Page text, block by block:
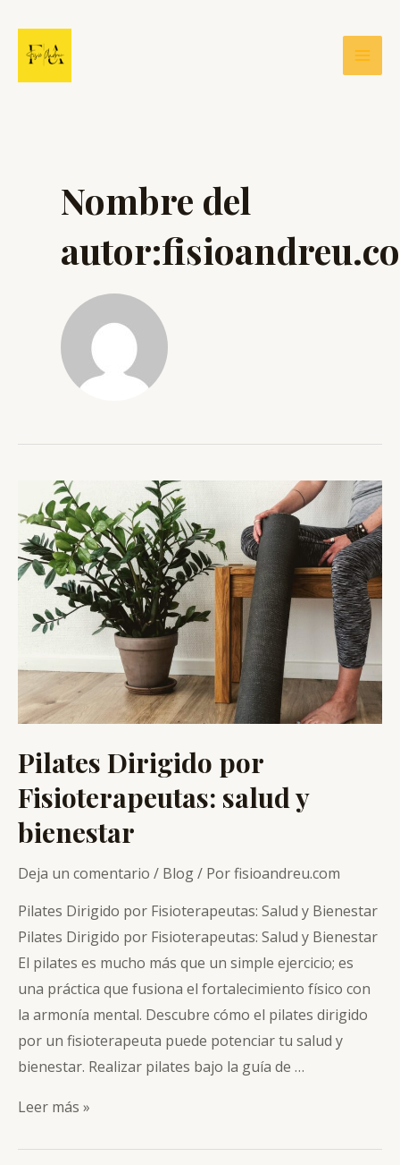
contenido
Nombre del
Pilates Dirigido por
Fisioterapeutas: salud y
bienestar
Deja un comentario / Blog/ Porfisioandreu.com
Pilates Dirigido por Fisioterapeutas: Salud y Bienestar
Pilates Dirigido por Fisioterapeutas: Salud y Bienestar
El pilates es mucho más que un simple ejercicio; es
una práctica que fusiona el fortalecimiento físico con
la armonía mental. Descubre cómo el pilates dirigido
por un fisioterapeuta puede potenciar tu salud y
bienestar. Realizar pilates bajo la guía de …
Pilates
Leer más »